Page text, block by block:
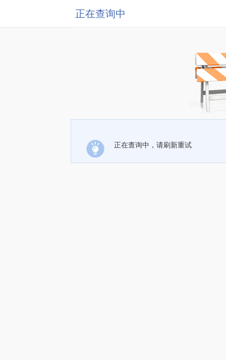
正在查询中
正在查询中，请刷新重试